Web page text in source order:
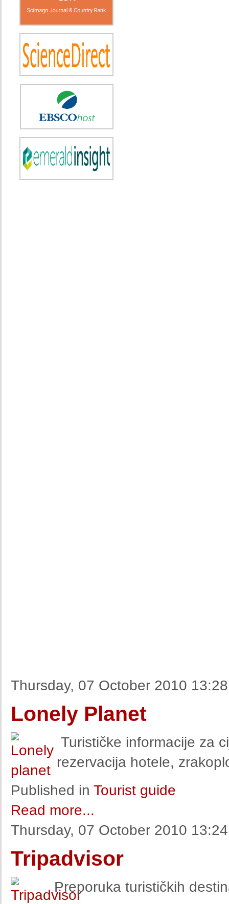
Thursday, 07 October 2010 13:28
Lonely Planet
Turističke informacije za
rezervacija hotele,
Published in Tourist guide
Read more...
Thursday, 07 October 2010 13:24
Tripadvisor
Preporuka turističkih